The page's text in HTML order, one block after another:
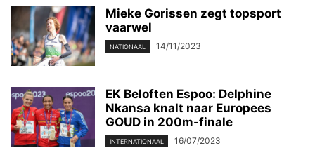
Mieke Gorissen zegt topsport
vaarwel
NATIONAAL 14/11/2023
EK Beloften Espoo: Delphine
Nkansa knalt naar Europees
GOUD in 200m-finale
INTERNATIONAAL 16/07/2023